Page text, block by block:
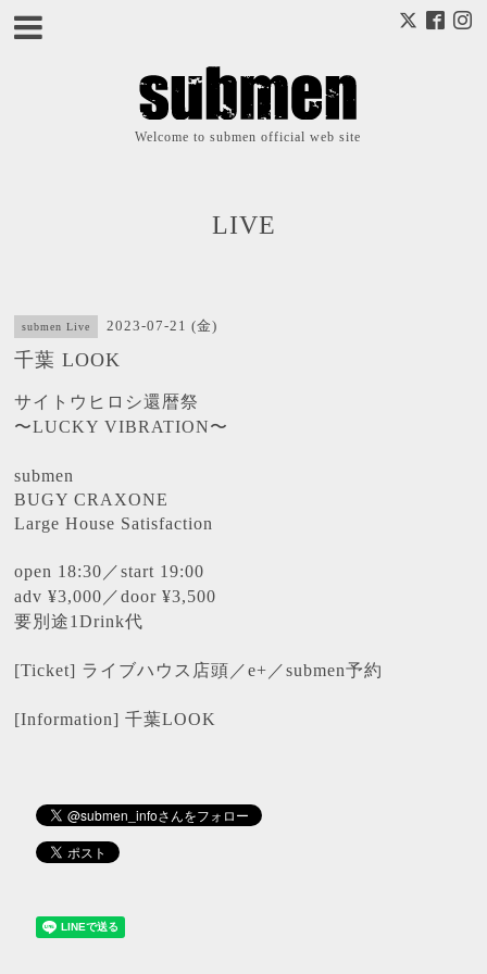
Welcome to submen official web site
LIVE
submen Live 2023-07-21 (金)
千葉 LOOK
サイトウヒロシ還暦祭
〜LUCKY VIBRATION〜
submen
BUGY CRAXONE
Large House Satisfaction
open 18:30 ／start 19:00
adv ¥3,000 ／door ¥3,500
要別途1Drink代
[Ticket] ライブハウス店頭／e+ ／submen予約
[Information] 千葉LOOK